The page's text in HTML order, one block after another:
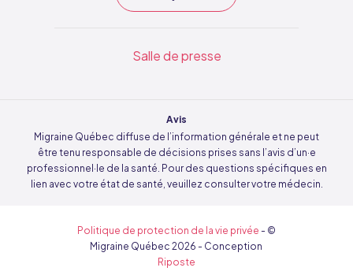
Salle de presse
Avis
Migraine Québec diffuse de l’information générale et ne peut
être tenu responsable de décisions prises sans l’avis d’un·e
professionnel·le de la santé. Pour des questions spécifiques en
lien avec votre état de santé, veuillez consulter votre médecin.
Politique de protection de la vie privée - ©
Migraine Québec2026 - Conception
Riposte